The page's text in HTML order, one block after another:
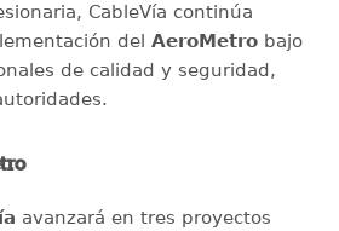
CableVía continúa
del AeroMetrobajo
de calidad y seguridad,
avanzará en tres proyectos